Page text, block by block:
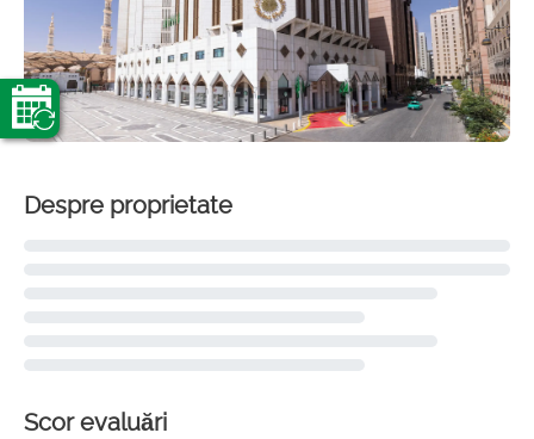
Despre proprietate
Scor evaluări